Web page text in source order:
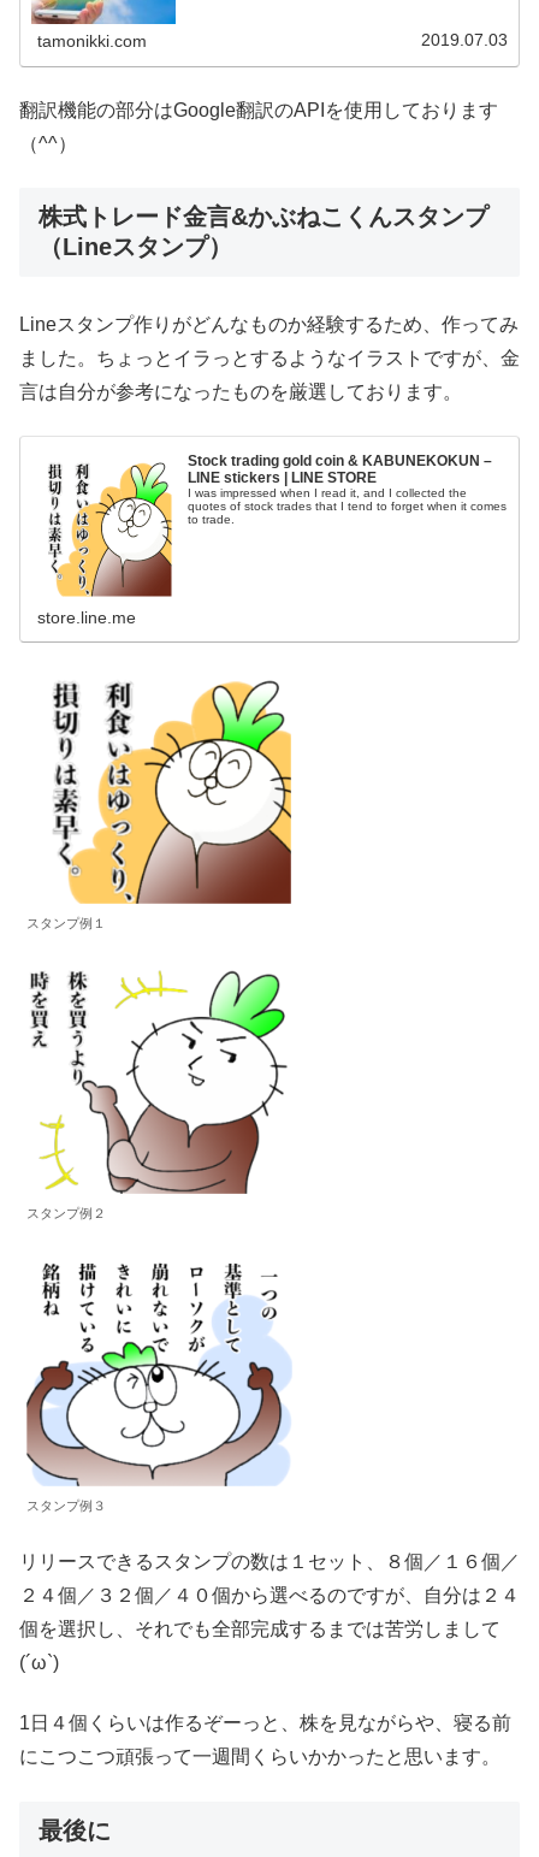
tamonikki.com 2019.07.03
翻訳機能の部分はGoogle翻訳のAPIを使用しております
（^^）
株式トレード金言&かぶねこくんスタンプ
（Lineスタンプ）
Lineスタンプ作りがどんなものか経験するため、作ってみ
ました。ちょっとイラっとするようなイラストですが、金
言は自分が参考になったものを厳選しております。
Stock trading gold coin & KABUNEKOKUN –
LINE stickers | LINE STORE
I was impressed when I read it, and I collected the
quotes of stock trades that I tend to forget when it comes
to trade.
store.line.me
スタンプ例１
スタンプ例２
スタンプ例３
リリースできるスタンプの数は１セット、８個／１６個／
２４個／３２個／４０個から選べるのですが、自分は２４
個を選択し、それでも全部完成するまでは苦労しまして
(´ω`)
1日４個くらいは作るぞーっと、株を見ながらや、寝る前
にこつこつ頑張って一週間くらいかかったと思います。
最後に